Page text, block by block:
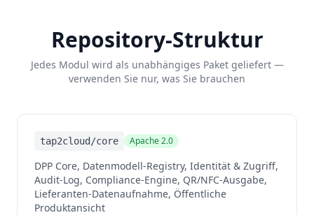
Repository-Struktur
Jedes Modul wird als unabhängiges Paket geliefert —
verwenden Sie nur, was Sie brauchen
tap2cloud/core Apache 2.0
DPP Core, Datenmodell-Registry, Identität & Zugriff,
Audit-Log, Compliance-Engine, QR/NFC-Ausgabe,
Lieferanten-Datenaufnahme, Öffentliche
Produktansicht